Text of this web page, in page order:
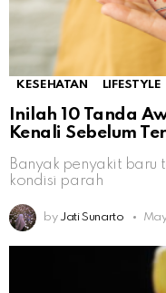
KESEHATAN LIFESTYLE
Inilah 10 Tanda
Kenali Sebelum
Banyak penyakit baru
kondisi parah
by Jati Sunarto